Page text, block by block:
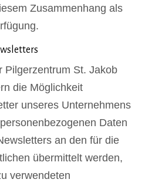
Zusammenhang als
Pilgerzentrum St. Jakob
die Möglichkeit
unseres Unternehmens
Daten
an den für die
übermittelt werden,
verwendeten